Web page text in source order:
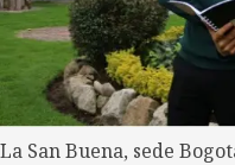
La San Buena, sede